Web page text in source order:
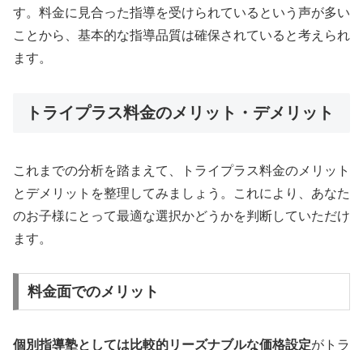
す。料金に見合った指導を受けられているという声が多い
ことから、基本的な指導品質は確保されていると考えられ
ます。
トライプラス料金のメリット・デメリット
これまでの分析を踏まえて、トライプラス料金のメリット
とデメリットを整理してみましょう。これにより、あなた
のお子様にとって最適な選択かどうかを判断していただけ
ます。
料金面でのメリット
個別指導塾としては比較的リーズナブルな価格設定がトラ